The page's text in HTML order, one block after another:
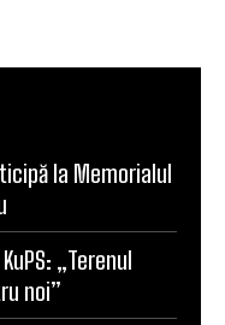
la Memorialul